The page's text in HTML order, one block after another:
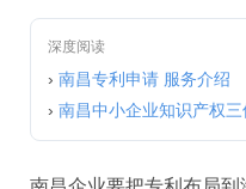
深度阅读
› 南昌专利申请 服务介绍
› 南昌中小企业知识产权三